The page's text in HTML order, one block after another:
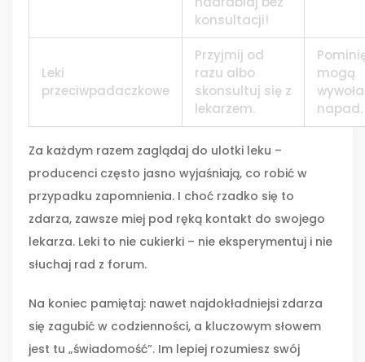
konsultacji!
Leki
przeciwpadaczkowe
Przyjmij od
razu albo
skonsultuj się z
lekarzem.
mogą
napad.
Za każdym razem zaglądaj do ulotki leku –
producenci często jasno wyjaśniają, co robić w
przypadku zapomnienia. I choć rzadko się to
zdarza, zawsze miej pod ręką kontakt do swojego
lekarza. Leki to nie cukierki – nie eksperymentuj i nie
słuchaj rad z forum.
Na koniec pamiętaj: nawet najdokładniejsi zdarza
się zagubić w codzienności, a kluczowym słowem
jest tu „świadomość”. Im lepiej rozumiesz swój